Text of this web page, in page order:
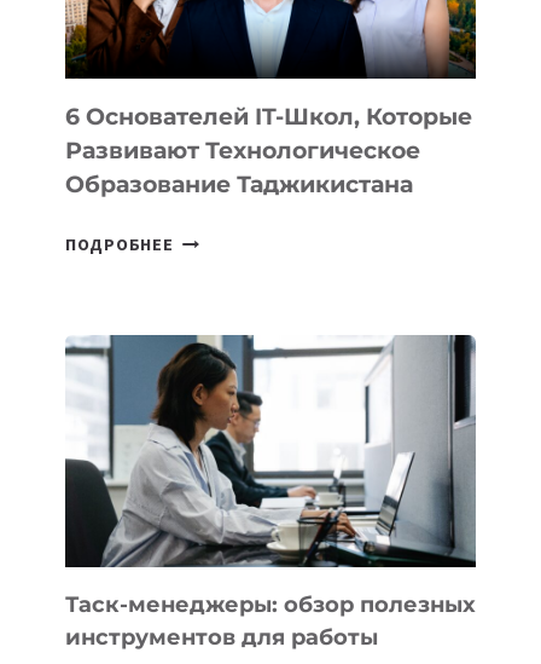
OPENAI
6 Основателей IT-Школ, Которые
Развивают Технологическое
Образование Таджикистана
ПОДРОБНЕЕ
КОТОРЫЕ
РАЗВИВАЮТ
ТЕХНОЛОГИЧЕСКОЕ
ОБРАЗОВАНИЕ
ТАДЖИКИСТАНА
Таск-менеджеры: обзор полезных
инструментов для работы